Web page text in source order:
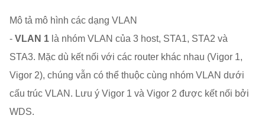
Mô tả mô hình các dạng VLAN
- VLAN 1 là nhóm VLAN của 3 host, STA1, STA2 và
STA3. Mặc dù kết nối với các router khác nhau (Vigor 1,
Vigor 2), chúng vẫn có thể thuộc cùng nhóm VLAN dưới
cấu trúc VLAN. Lưu ý Vigor 1 và Vigor 2 được kết nối bởi
WDS.